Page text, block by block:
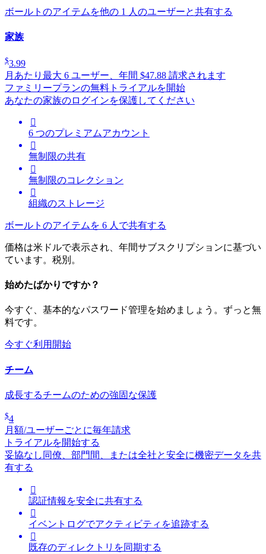
ボールトのアイテムを他の 1 人のユーザーと共有する
家族
$3.99
月あたり 最大 6 ユーザー、年間 $47.88 請求されます
ファミリープランの無料トライアルを開始
あなたの家族のログインを保護してください

6 つのプレミアムアカウント

無制限の共有

無制限のコレクション

組織のストレージ
ボールトのアイテムを 6 人で共有する
価格は米ドルで表示され、年間サブスクリプションに基づい
ています。税別。
始めたばかりですか？
今すぐ、基本的なパスワード管理を始めましょう。ずっと無
料です。
今すぐ利用開始
チーム
成長するチームのための強固な保護
$4
月額/ユーザーごとに毎年請求
トライアルを開始する
妥協なし 同僚、部門間、または全社と安全に機密データを共
有する

認証情報を安全に共有する

イベントログでアクティビティを追跡する

既存のディレクトリを同期する